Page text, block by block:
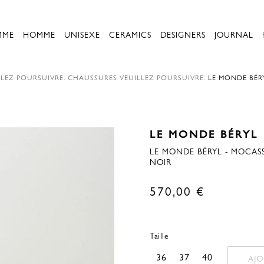
HOMME UNISEXE CERAMICS DESIGNERS JOURNAL
POURSUIVRE. CHAUSSURES VEUILLEZ POURSUIVRE. LE MONDE
LE MONDE BÉRYL
LE MONDE BÉRYL -
NOIR
570,00 €
Taille
36 37 40